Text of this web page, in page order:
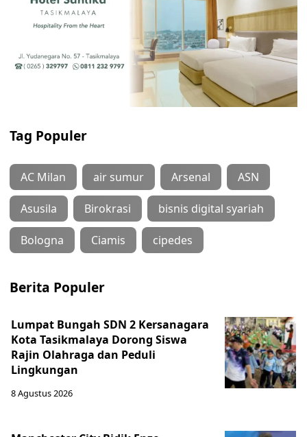
Tag Populer
AC Milan air sumur Arsenal ASN
Asusila Birokrasi bisnis digital syariah
Bologna Ciamis cipedes
Berita Populer
Lumpat Bungah SDN 2 Kersanagara
Kota Tasikmalaya Dorong Siswa
Rajin Olahraga dan Peduli
Lingkungan
8 Agustus 2026